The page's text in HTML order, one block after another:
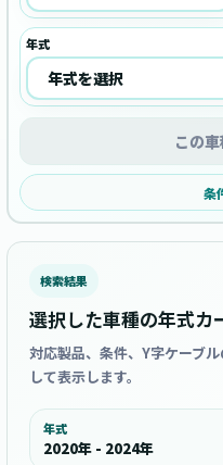
年式
この
条
検索結果
選択した車種の年式カ
対応製品、条件、Y字ケーブ
して表示します。
年式
2020年 - 2024年